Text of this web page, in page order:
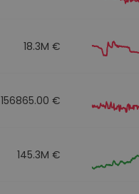
18.3M €
156865.00 €
145.3M €